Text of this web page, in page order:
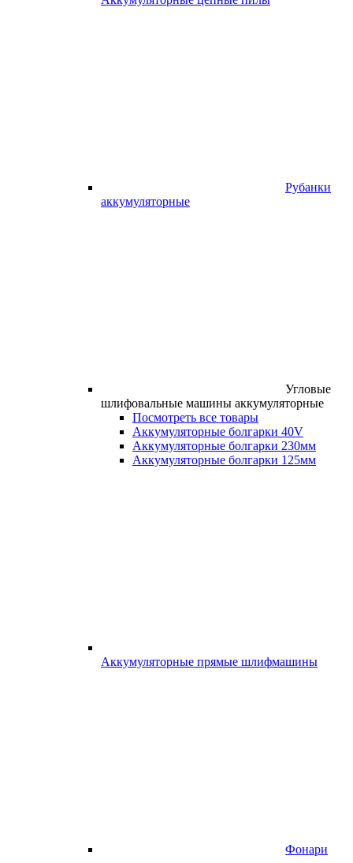
Рубанки
аккумуляторные
Угловые
шлифовальные машины аккумуляторные
Посмотреть все товары
Аккумуляторные болгарки 40V
Аккумуляторные болгарки 230мм
Аккумуляторные болгарки 125мм
Аккумуляторные прямые шлифмашины
Фонари